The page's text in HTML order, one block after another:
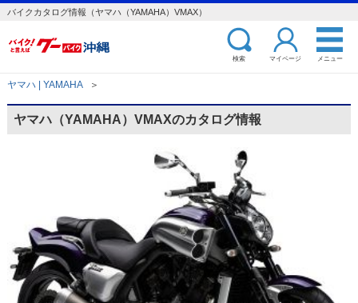
バイクカタログ情報（ヤマハ（YAMAHA）VMAX）
検索 マイページ メニュー
ヤマハ | YAMAHA ＞
ヤマハ（YAMAHA）VMAXのカタログ情報